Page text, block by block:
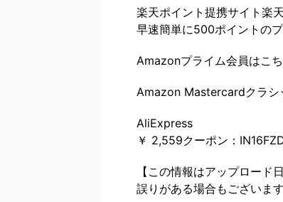
楽天ポイント提携サイト楽
早速簡単に500ポイントのプ
Amazonプライム会員はこ
Amazon Mastercardクラシ
AliExpress
￥ 2,559クーポン：
【この情報はアップロー
誤りがある場合もございま